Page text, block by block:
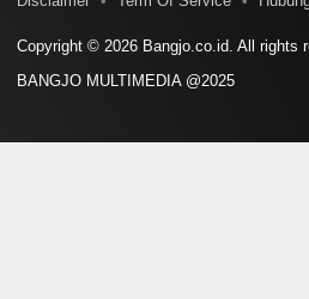
Copyright © 2026 Bangjo.co.id. All rights
BANGJO MULTIMEDIA @2025